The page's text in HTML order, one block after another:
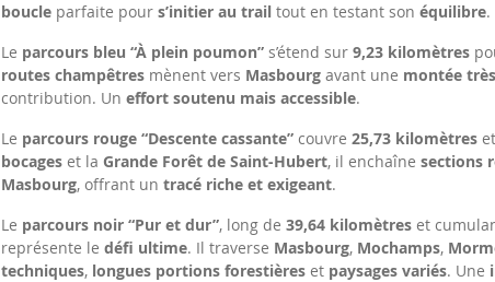
boucle parfaite pours’initier au trail tout en testant sonéquilibre.
Le parcours bleu “À plein poumon” s’étend sur9,23 kilomètres
routes champêtres mènent vers Masbourg avant une montée
contribution. Uneffort soutenu mais accessible.
Le parcours rouge “Descente cassante” couvre25,73 kilomètres
bocages et la Grande Forêt de Saint-Hubert, il enchaînesections
Masbourg, offrant untracé riche et exigeant.
Le parcours noir “Pur et dur”, long de39,64 kilomètres et
représente ledéfi ultime. Il traverse Masbourg, Mochamps,
techniques, longues portions forestières et paysages variés. Une